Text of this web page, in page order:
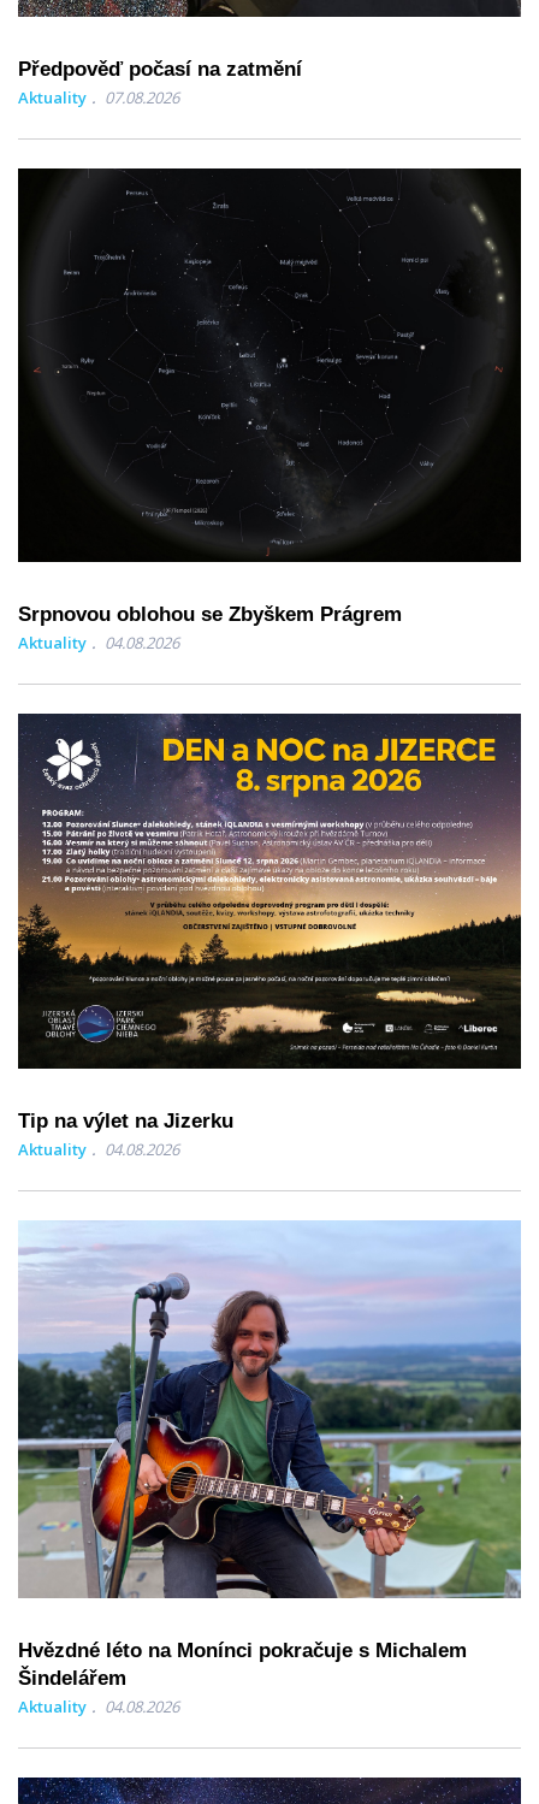
Předpověď počasí na zatmění
Aktuality 07.08.2026
Srpnovou oblohou se Zbyškem Prágrem
Aktuality 04.08.2026
Tip na výlet na Jizerku
Aktuality 04.08.2026
Hvězdné léto na Monínci pokračuje s Michalem
Šindelářem
Aktuality 04.08.2026